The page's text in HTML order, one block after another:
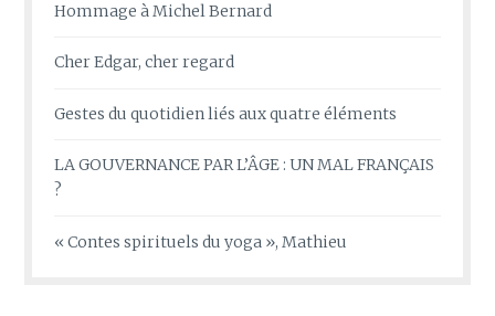
Hommage à Michel Bernard
Cher Edgar, cher regard
Gestes du quotidien liés aux quatre éléments
LA GOUVERNANCE PAR L’ÂGE : UN MAL FRANÇAIS
?
« Contes spirituels du yoga », Mathieu